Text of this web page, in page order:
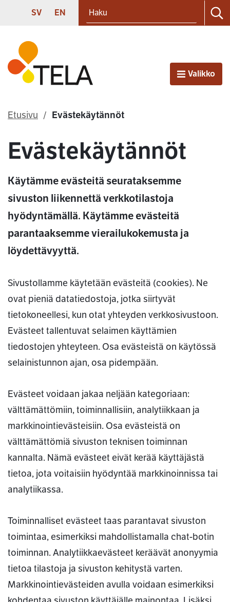
Siirry sisältöön
SVENSKA
SV ENGLISH
EN
Etusivu
AvaaValikko
Etusivu Evästekäytännöt
Evästekäytännöt
Käytämme evästeitä seurataksemme
sivuston liikennettä verkkotilastoja
hyödyntämällä. Käytämme evästeitä
parantaaksemme vierailukokemusta ja
löydettävyyttä.
Sivustollamme käytetään evästeitä (cookies). Ne
ovat pieniä datatiedostoja, jotka siirtyvät
tietokoneellesi, kun otat yhteyden verkkosivustoon.
Evästeet tallentuvat selaimen käyttämien
tiedostojen yhteyteen. Osa evästeistä on käytössä
selainistunnon ajan, osa pidempään.
Evästeet voidaan jakaa neljään kategoriaan:
välttämättömiin, toiminnallisiin, analytiikkaan ja
markkinointievästeisiin. Osa evästeistä on
välttämättömiä sivuston teknisen toiminnan
kannalta. Nämä evästeet eivät kerää käyttäjästä
tietoa, jota voitaisiin hyödyntää markkinoinnissa tai
analytiikassa.
Toiminnalliset evästeet taas parantavat sivuston
toimintaa, esimerkiksi mahdollistamalla chat-botin
toiminnan. Analytiikkaevästeet keräävät anonyymia
tietoa tilastoja ja sivuston kehitystä varten.
Markkinointievästeiden avulla voidaan esimerkiksi